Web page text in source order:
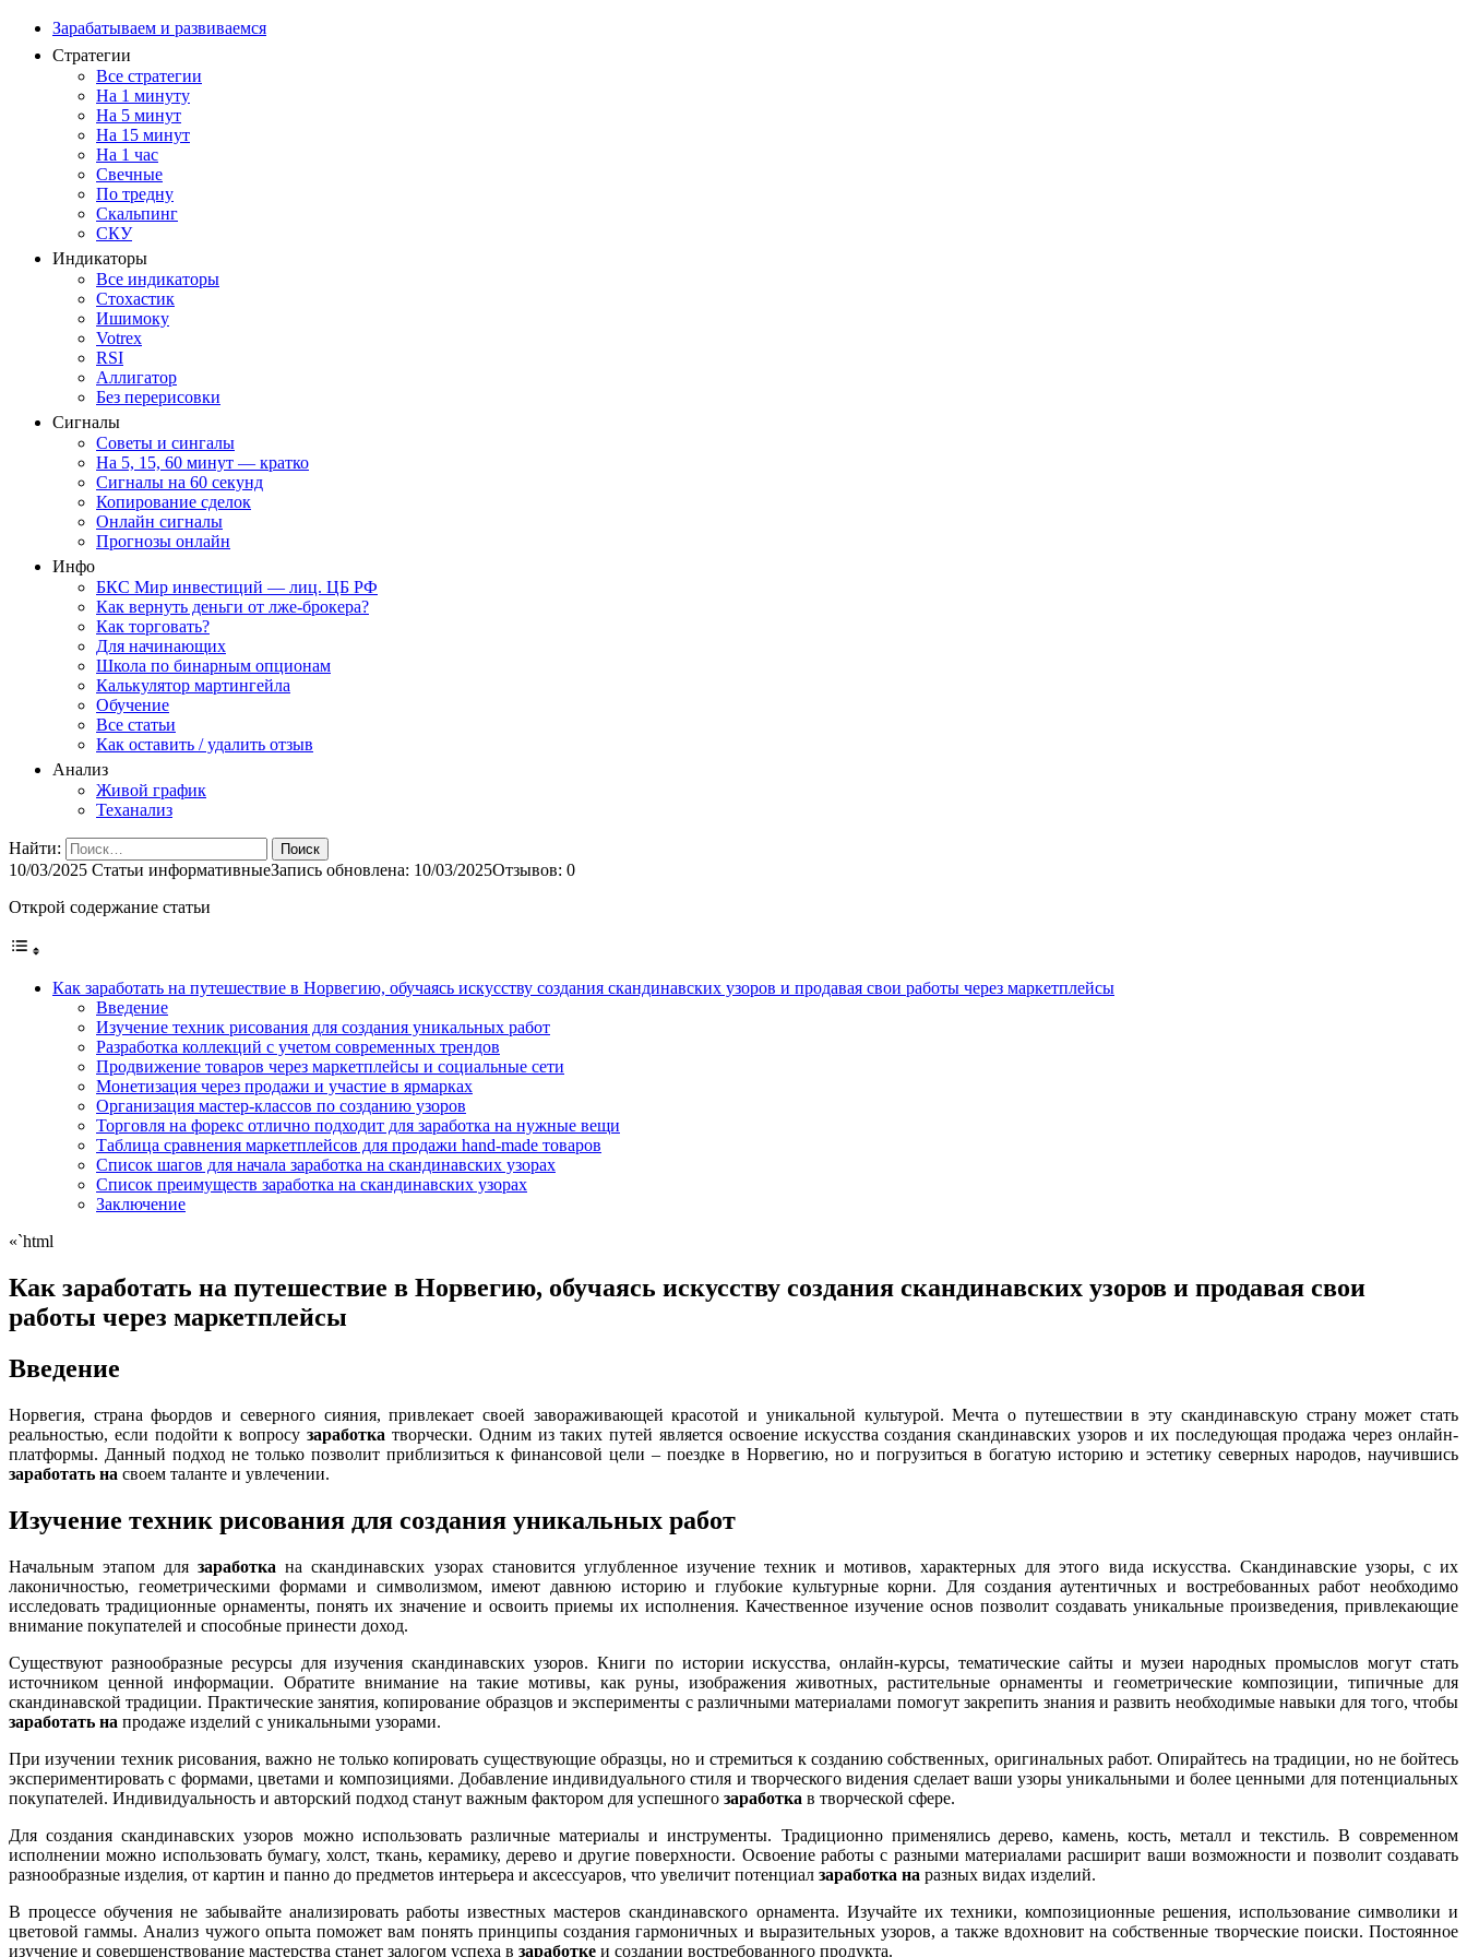
Зарабатываем и развиваемся
Стратегии
Все стратегии
На 1 минуту
На 5 минут
На 15 минут
На 1 час
Свечные
По тредну
Скальпинг
СКУ
Индикаторы
Все индикаторы
Стохастик
Ишимоку
Votrex
RSI
Аллигатор
Без перерисовки
Сигналы
Советы и сингалы
На 5, 15, 60 минут — кратко
Сигналы на 60 секунд
Копирование сделок
Онлайн сигналы
Прогнозы онлайн
Инфо
БКС Мир инвестиций — лиц. ЦБ РФ
Как вернуть деньги от лже-брокера?
Как торговать?
Для начинающих
Школа по бинарным опционам
Калькулятор мартингейла
Обучение
Все статьи
Как оставить / удалить отзыв
Анализ
Живой график
Теханализ
Найти:
10/03/2025 Статьи информативныеЗапись обновлена: 10/03/2025Отзывов: 0
Открой содержание статьи
Как заработать на путешествие в Норвегию, обучаясь искусству создания скандинавских узоров и продавая свои работы через маркетплейсы
Введение
Изучение техник рисования для создания уникальных работ
Разработка коллекций с учетом современных трендов
Продвижение товаров через маркетплейсы и социальные сети
Монетизация через продажи и участие в ярмарках
Организация мастер-классов по созданию узоров
Торговля на форекс отлично подходит для заработка на нужные вещи
Таблица сравнения маркетплейсов для продажи hand-made товаров
Список шагов для начала заработка на скандинавских узорах
Список преимуществ заработка на скандинавских узорах
Заключение
«`html
Как заработать на путешествие в Норвегию, обучаясь искусству создания скандинавских узоров и продавая свои
работы через маркетплейсы
Введение
Норвегия, страна фьордов и северного сияния, привлекает своей завораживающей красотой и уникальной культурой. Мечта о путешествии в эту скандинавскую страну может стать
реальностью, если подойти к вопросузаработка творчески. Одним из таких путей является освоение искусства создания скандинавских узоров и их последующая продажа через онлайн-
платформы. Данный подход не только позволит приблизиться к финансовой цели – поездке в Норвегию, но и погрузиться в богатую историю и эстетику северных народов, научившись
заработать на своем таланте и увлечении.
Изучение техник рисования для создания уникальных работ
Начальным этапом длязаработка на скандинавских узорах становится углубленное изучение техник и мотивов, характерных для этого вида искусства. Скандинавские узоры, с их
лаконичностью, геометрическими формами и символизмом, имеют давнюю историю и глубокие культурные корни. Для создания аутентичных и востребованных работ необходимо
исследовать традиционные орнаменты, понять их значение и освоить приемы их исполнения. Качественное изучение основ позволит создавать уникальные произведения, привлекающие
внимание покупателей и способные принести доход.
Существуют разнообразные ресурсы для изучения скандинавских узоров. Книги по истории искусства, онлайн-курсы, тематические сайты и музеи народных промыслов могут стать
источником ценной информации. Обратите внимание на такие мотивы, как руны, изображения животных, растительные орнаменты и геометрические композиции, типичные для
скандинавской традиции. Практические занятия, копирование образцов и эксперименты с различными материалами помогут закрепить знания и развить необходимые навыки для того, чтобы
заработать на продаже изделий с уникальными узорами.
При изучении техник рисования, важно не только копировать существующие образцы, но и стремиться к созданию собственных, оригинальных работ. Опирайтесь на традиции, но не бойтесь
экспериментировать с формами, цветами и композициями. Добавление индивидуального стиля и творческого видения сделает ваши узоры уникальными и более ценными для потенциальных
покупателей. Индивидуальность и авторский подход станут важным фактором для успешного заработка в творческой сфере.
Для создания скандинавских узоров можно использовать различные материалы и инструменты. Традиционно применялись дерево, камень, кость, металл и текстиль. В современном
исполнении можно использовать бумагу, холст, ткань, керамику, дерево и другие поверхности. Освоение работы с разными материалами расширит ваши возможности и позволит создавать
разнообразные изделия, от картин и панно до предметов интерьера и аксессуаров, что увеличит потенциал заработка на разных видах изделий.
В процессе обучения не забывайте анализировать работы известных мастеров скандинавского орнамента. Изучайте их техники, композиционные решения, использование символики и
цветовой гаммы. Анализ чужого опыта поможет вам понять принципы создания гармоничных и выразительных узоров, а также вдохновит на собственные творческие поиски. Постоянное
изучение и совершенствование мастерства станет залогом успеха в заработке и создании востребованного продукта.